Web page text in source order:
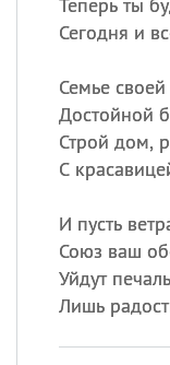
Сегодня и
Семье
Достойной
Строй дом,
С
И пусть
Союз ваш
Уйдут
Лишь